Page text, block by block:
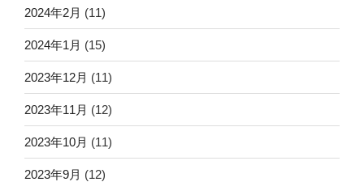
2024年2月 (11)
2024年1月 (15)
2023年12月 (11)
2023年11月 (12)
2023年10月 (11)
2023年9月 (12)